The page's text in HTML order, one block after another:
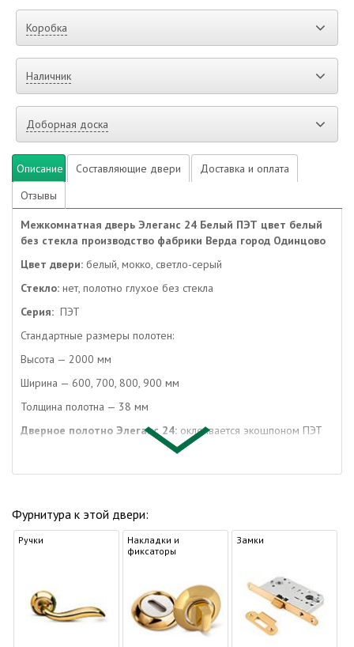
Коробка
Наличник
Доборная доска
Описание Составляющие двери
Доставка и оплата
Отзывы
Межкомнатная дверь Элеганс 24 Белый ПЭТ цвет белый
без стекла производство фабрики Верда город Одинцово
Цвет двери: белый, мокко, светло-серый
Стекло: нет, полотно глухое без стекла
Серия: ПЭТ
Стандартные размеры полотен:
Высота — 2000 мм
Ширина — 600, 700, 800, 900 мм
Толщина полотна — 38 мм
Дверное полотно Элеганс 24: оклеивается экошпоном ПЭТ
конструкция щитовая с багетом
Отделка межкомнатной двери Элеганс
Упаковка дверей: полиэтилен, гофрокартон
Упаковка погонажа:
полиэтилен
Наличник:
Доборная доска:
МДФ
Возможно применение Одинцовской двери Верда Элеганс
Фурнитура к этой двери:
Ручки
Накладки и
фиксаторы
Замки